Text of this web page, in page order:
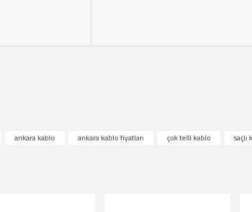
ankara kablo ankara kablo fiyatları çok telli kablo saçlı